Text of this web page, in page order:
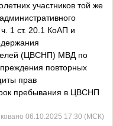
участников той же
1 ст. 20.1 КоАП и
(ЦВСНП) МВД по
повторных
прав
пребывания в ЦВСНП
06.10.2025 17:30 (МСК)